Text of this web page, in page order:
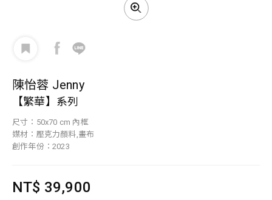
陳怡蓉 Jenny
【繁華】系列
尺寸：50x70 cm 內框
媒材：壓克力顏料,畫布
創作年份：2023
NT$ 39,900